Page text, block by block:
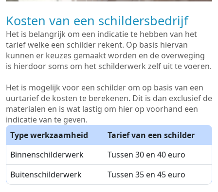
Kosten van een schildersbedrijf
Het is belangrijk om een indicatie te hebben van het
tarief welke een schilder rekent. Op basis hiervan
kunnen er keuzes gemaakt worden en de overweging
is hierdoor soms om het schilderwerk zelf uit te voeren.
Het is mogelijk voor een schilder om op basis van een
uurtarief de kosten te berekenen. Dit is dan exclusief de
materialen en is wat lastig om hier op voorhand een
indicatie van te geven.
Type werkzaamheid
Tarief van een schilder
Binnenschilderwerk
Tussen 30 en 40 euro
Buitenschilderwerk
Tussen 35 en 45 euro